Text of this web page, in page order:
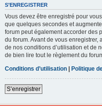
S’ENREGISTRER
Vous devez être enregistré pour
que quelques secondes et
forum peut également accorder des
du forum. Avant de vous enregistrer,
de nos conditions d’utilisation et de
de bien lire tout le règlement du
Conditions d’utilisation | Politique
S’enregistrer